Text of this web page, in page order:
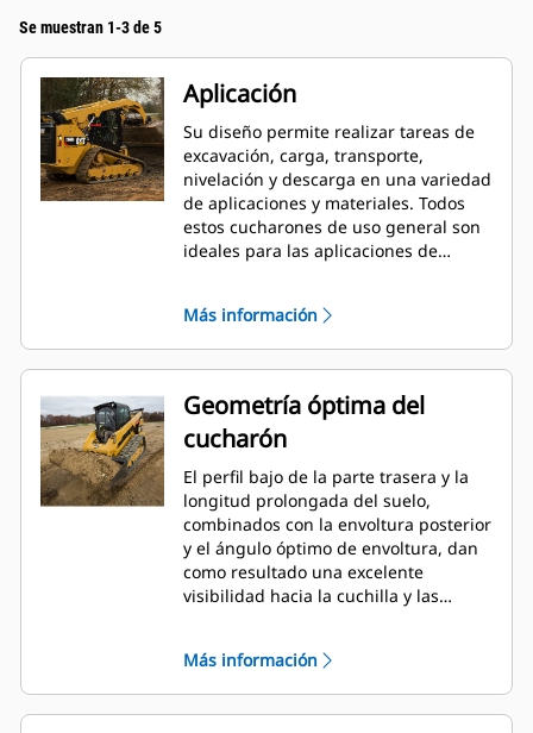
Se muestran 1-3 de 5
Aplicación
Su diseño permite realizar tareas de
excavación, carga, transporte,
nivelación y descarga en una variedad
de aplicaciones y materiales. Todos
estos cucharones de uso general son
ideales para las aplicaciones de
agresivas.
Más información
Geometría óptima del
cucharón
El perfil bajo de la parte trasera y la
longitud prolongada del suelo,
combinados con la envoltura posterior
y el ángulo óptimo de envoltura, dan
como resultado una excelente
visibilidad hacia la cuchilla y las
Más información